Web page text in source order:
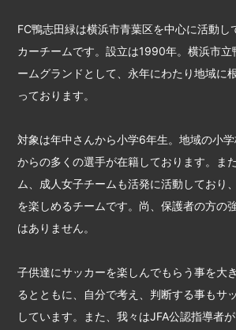
FC鴨志田緑は横浜市青葉区を中心に活動し
カーチームです。設立は1990年。横浜市立
ームグランドとして、永年にわたり地域に
っております。
対象は年中さんから小学6年生。地域の小
からの多くの選手が在籍しております。ま
ム、成人女子チームも活発に活動しており
を楽しめるチームです。尚、保護者の方の
はありません。
子供達にサッカーを楽しんでもらう事を大
るとともに、自分で考え、判断する事もサ
しています。また、我々はJFA公認指導者